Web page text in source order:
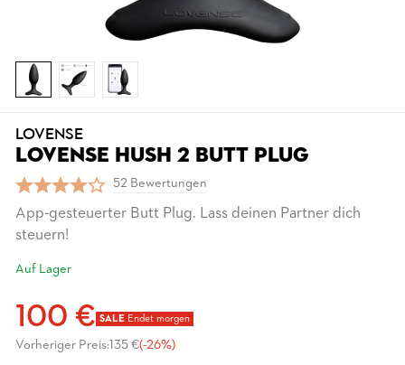
LOVENSE
LOVENSE HUSH 2 BUTT PLUG
52 Bewertungen
App-gesteuerter Butt Plug. Lass deinen Partner dich
steuern!
Auf Lager
100 € SALE Endet morgen
Vorheriger Preis:135 €(-26%)